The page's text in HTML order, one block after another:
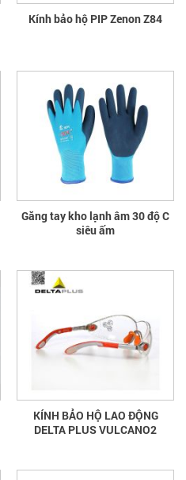
Kính bảo hộ PIP Zenon Z84
Găng tay kho lạnh âm 30 độ C
siêu ấm
KÍNH BẢO HỘ LAO ĐỘNG
DELTA PLUS VULCANO2